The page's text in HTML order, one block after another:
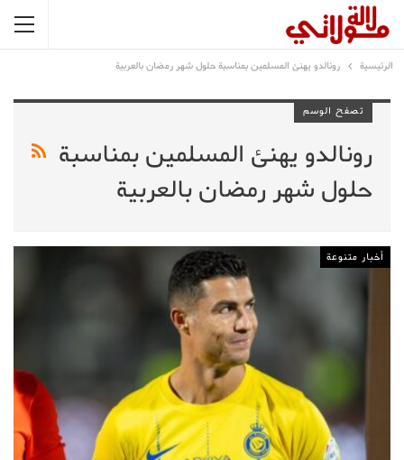
الرئيسية رونالدو يهنئ المسلمين بمناسبة حلول شهر رمضان بالعربية
تصفح الوسم
رونالدو يهنئ المسلمين بمناسبة
حلول شهر رمضان بالعربية
أخبار متنوعة